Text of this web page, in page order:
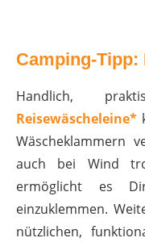
Camping-Tipp:
Handlich,
Reisewäscheleine*
Wäscheklammern
auch bei Wind
ermöglicht es
einzuklemmen.
nützlichen,